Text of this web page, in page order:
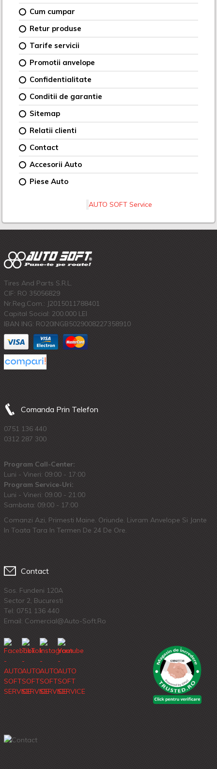
Cum cumpar
Retur produse
Tarife servicii
Promotii anvelope
Confidentialitate
Conditii de garantie
Sitemap
Relatii clienti
Contact
Accesorii Auto
Piese Auto
AUTO SOFT Service
Tires And Parts S.R.L.
CIF: RO 35056829
Nr.Reg.Com.: J2015011788401
Capital Social: 200.000 LEI
IBAN ING: RO20INGB5029008227358910
Comanda Prin Telefon
0751 136 440
0312 287 300
Program Call-Center:
Luni - Vineri: 09:00 - 17:00
Program Service-Uri:
Luni - Vineri: 09.00 - 21:00
Sambata: 09:00 - 17:00
Comanzi Azi, Primesti Maine. Oriunde. Livram Anvelope Si Jante
In Toata Tara In Termen De 24 De Ore.
Contact
Sos. Fundeni 120A
Sector 2, Bucuresti
Tel: 0751 136 440
Email: Comercial@auto-Soft.ro